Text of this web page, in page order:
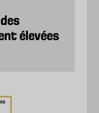
élevées